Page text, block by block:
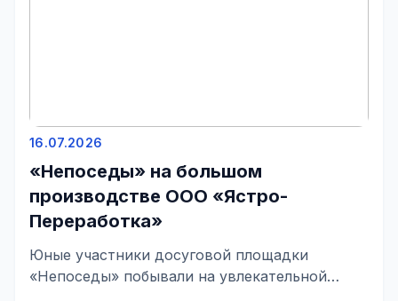
16.07.2026
«Непоседы» на большом
производстве ООО «Ястро-
Переработка»
Юные участники досуговой площадки
«Непоседы» побывали на увлекательной